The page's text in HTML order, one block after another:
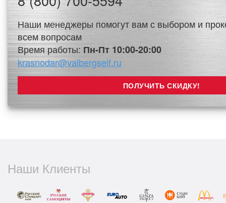
Наши менеджеры помогут вам с выбором и
всем вопросам
Время работы: Пн-Пт 10:00-20:00
krasnodar@valbergseif.ru
Наши Клиенты